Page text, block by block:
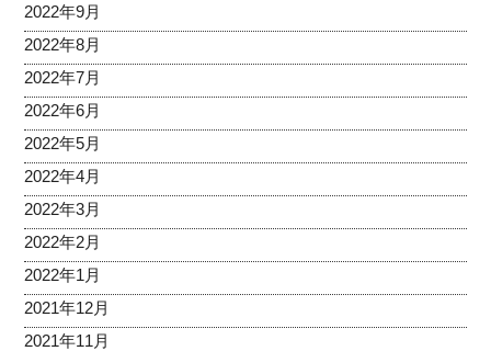
2022年9月
2022年8月
2022年7月
2022年6月
2022年5月
2022年4月
2022年3月
2022年2月
2022年1月
2021年12月
2021年11月